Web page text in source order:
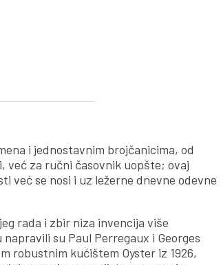
i jednostavnim brojčanicima, od
već za ručni časovnik uopšte; ovaj
već se nosi i uz ležerne dnevne odevne
rada i zbir niza invencija više
su Paul Perregaux i Georges
robustnim kućištem Oyster iz 1926,